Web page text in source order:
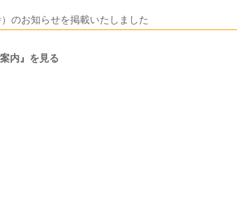
のお知らせを掲載いたしました
内』を見る